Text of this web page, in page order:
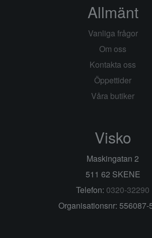
Allmänt
Vanliga frågor
Om oss
Kontakta oss
Öppettider
Våra butiker
Visko
Maskingatan 2
511 62 SKENE
Telefon: 0320-32290
Organisationsnr: 556087-